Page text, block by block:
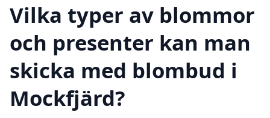
Vilka typer av blommor
och presenter kan man
skicka med blombud i
Mockfjärd?